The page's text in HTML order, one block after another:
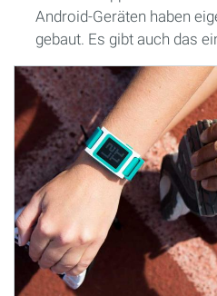
Android-Geräten haben
gebaut. Es gibt auch das